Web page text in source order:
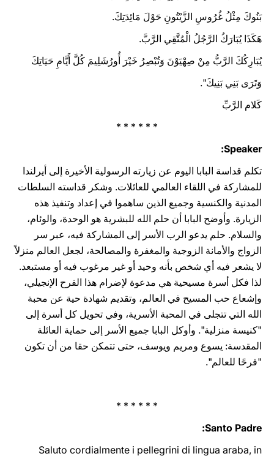
بَنُوكَ مِثْلُ غُرُوسِ الزَّيْتُونِ حَوْلَ مَائِدَتِكَ.
هَكَذَا يُبَارَكُ الرَّجُلُ الْمُتَّقِي الرَّبَّ.
يُبَارِكُكَ الرَّبُّ مِنْ صِهْيَوْنَ وَتُبْصِرُ خَيْرَ أُورُشَلِيمَ كُلَّ أَيَّامِ حَيَاتِكَ
وَتَرَى بَنِي بَنِيكَ".
كَلام الرَّبِّ
* * * * * *
Speaker:
تكلم قداسة البابا اليوم عن زيارته الرسولية الأخيرة إلى أيرلندا
للمشاركة في اللقاء العالمي للعائلات. وشكر قداسته السلطات
المدنية ‏والكنسية وجميع الذين ساهموا في إعداد وتنفيذ هذه
الزيارة. وأوضح البابا أن حلم الله ‏للبشرية هو الوحدة، والوئام،
والسلام. حلم يدعو الرب ‏الأسر إلى المشاركة فيه، عبر سر
الزواج والأمانة ‏الزوجية والمغفرة والمصالحة، لجعل العالم منزلاً
لا يشعر فيه أي شخص بأنه وحيد أو ‏غير مرغوب فيه أو مستبعد.
لذا ‏فكل أسرة مسيحية هي مدعوة لإضرام هذا الفرح الإنجيلي،
وإشعاع حب المسيح في العالم، وتقديم شهادة ‏حية ‏عن محبة
الله التي تتجلى في المحبة الأسرية، وفي تحويل كل أسرة إلى
"كنيسة منزلية". وأوكل البابا جميع الأسر إلى حماية ‏العائلة
‏المقدسة: يسوع ومريم ويوسف، حتى تتمكن حقا من أن تكون
"فرحًا ‏للعالم"‏‏.
* * * * * *
Santo Padre:
Saluto cordialmente i pellegrini di lingua araba, in